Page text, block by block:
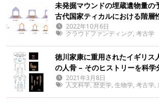
未発掘マウンドの埋蔵遺物量の
古代国家ティカルにおける階層
2022年10月6日
クラウドファンディング, 考古学
徳川家康に重用されたイギリス
の人骨 – そのヒストリーを科学
2021年3月8日
人文科学,歴史学, 生物学, 考古学,